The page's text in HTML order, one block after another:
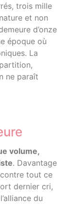
trois mille
et non
d’onze
époque où
La
ne paraît
volume,
. Davantage
tout ce
dernier cri,
du